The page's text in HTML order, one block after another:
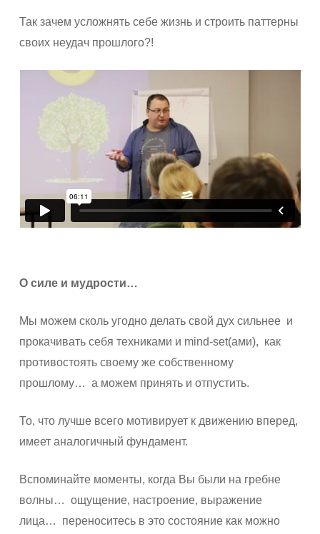
Так зачем усложнять себе жизнь и строить паттерны
своих неудач прошлого?!
О силе и мудрости…
Мы можем сколь угодно делать свой дух сильнее и
прокачивать себя техниками и mind-set(ами), как
противостоять своему же собственному
прошлому… а можем принять и отпустить.
То, что лучше всего мотивирует к движению вперед,
имеет аналогичный фундамент.
Вспоминайте моменты, когда Вы были на гребне
волны… ощущение, настроение, выражение
лица… переноситесь в это состояние как можно